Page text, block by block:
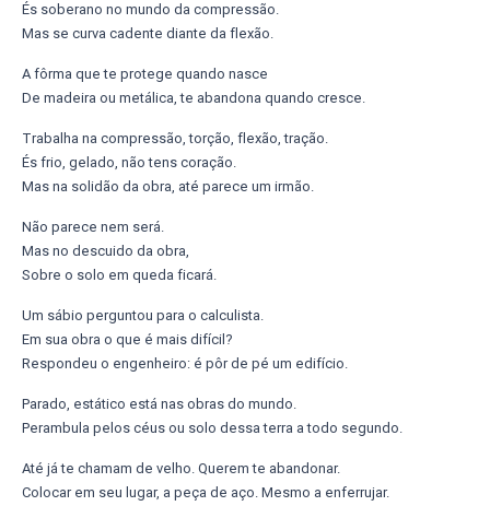
És soberano no mundo da compressão.
Mas se curva cadente diante da flexão.
A fôrma que te protege quando nasce
De madeira ou metálica, te abandona quando cresce.
Trabalha na compressão, torção, flexão, tração.
És frio, gelado, não tens coração.
Mas na solidão da obra, até parece um irmão.
Não parece nem será.
Mas no descuido da obra,
Sobre o solo em queda ficará.
Um sábio perguntou para o calculista.
Em sua obra o que é mais difícil?
Respondeu o engenheiro: é pôr de pé um edifício.
Parado, estático está nas obras do mundo.
Perambula pelos céus ou solo dessa terra a todo segundo.
Até já te chamam de velho. Querem te abandonar.
Colocar em seu lugar, a peça de aço. Mesmo a enferrujar.